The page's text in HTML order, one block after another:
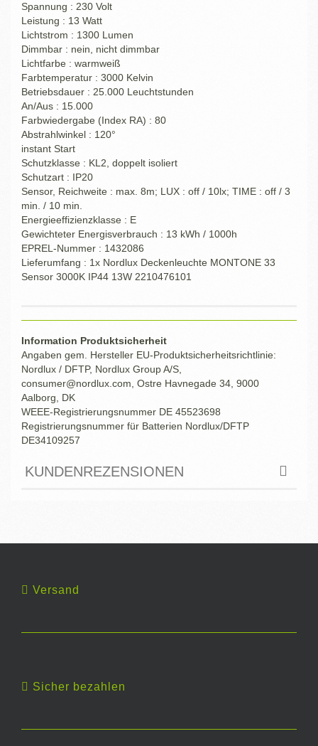
Spannung : 230 Volt
Leistung : 13 Watt
Lichtstrom : 1300 Lumen
Dimmbar : nein, nicht dimmbar
Lichtfarbe : warmweiß
Farbtemperatur : 3000 Kelvin
Betriebsdauer : 25.000 Leuchtstunden
An/Aus : 15.000
Farbwiedergabe (Index RA) : 80
Abstrahlwinkel : 120°
instant Start
Schutzklasse : KL2, doppelt isoliert
Schutzart : IP20
Sensor, Reichweite : max. 8m; LUX : off / 10lx; TIME : off / 3
min. / 10 min.
Energieeffizienzklasse : E
Gewichteter Energisverbrauch : 13 kWh / 1000h
EPREL-Nummer : 1432086
Lieferumfang : 1x Nordlux Deckenleuchte MONTONE 33
Sensor 3000K IP44 13W 2210476101
Information Produktsicherheit
Angaben gem. Hersteller EU-Produktsicherheitsrichtlinie:
Nordlux / DFTP, Nordlux Group A/S,
consumer@nordlux.com, Ostre Havnegade 34, 9000
Aalborg, DK
WEEE-Registrierungsnummer DE 45523698
Registrierungsnummer für Batterien Nordlux/DFTP
DE34109257
KUNDENREZENSIONEN
Versand
Sicher bezahlen